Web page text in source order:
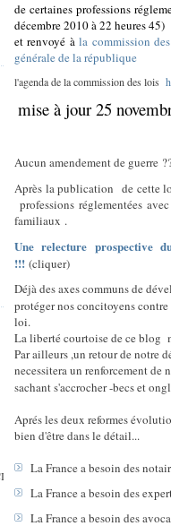
de certaines professions
décembre 2010 à 22 heures 45)
et renvoyé àla commission
générale de la république
l'agenda de la commission des lois
mise à jour 25
Aucun amendement de guerre
Après la publication de cette
professions réglementées
familiaux .
Une relecture prospective
!!! (cliquer)
Déjà des axes communs de
protéger nos concitoyens contre
loi.
La liberté courtoise de ce blog
Par ailleurs ,un retour de notre
necessitera un renforcement
sachant s'accrocher -becs et
Aprés les deux reformes
bien d'être dans le détail...
La France a besoin des
La France a besoin des
La France a besoin des